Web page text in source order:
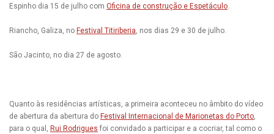
Espinho dia 15 de julho com Oficina de construção e Espetáculo.
Riancho, Galiza, no Festival Titiriberia, nos dias 29 e 30 de julho.
São Jacinto, no dia 27 de agosto.
Quanto às residências artísticas, a primeira aconteceu no âmbito do vídeo
de abertura da abertura do Festival Internacional de Marionetas do Porto,
para o qual, Rui Rodrigues foi convidado a participar e a cocriar, tal como o